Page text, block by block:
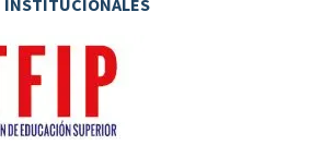
INSTITUCIONALES